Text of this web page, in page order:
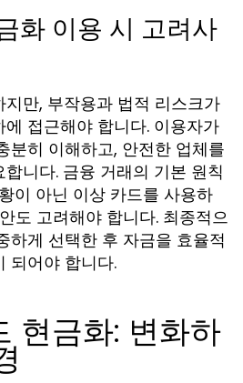
화 이용 시 고려사
만, 부작용과 법적 리스크가
접근해야 합니다. 이용자가
분히 이해하고, 안전한 업체를
니다. 금융 거래의 기본 원칙
이 아닌 이상 카드를 사용하
도 고려해야 합니다. 최종적으
하게 선택한 후 자금을 효율적
되어야 합니다.
현금화: 변화하